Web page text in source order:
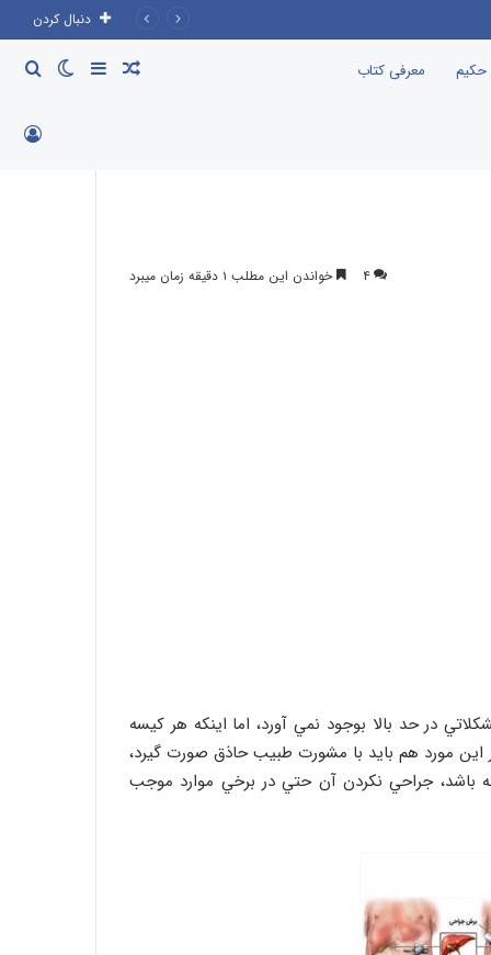
دنبال کردن
حکیم معرفی کتاب تغییر
پوسته
سایدبار نوشته
۴ خواندن این مطلب ۱ دقیقه زمان میبرد
در حد بالا بوجود نمي آورد، اما اينكه هر كيسه
اين مورد هم بايد با مشورت طبيب حاذق صورت گيرد،
باشد، جراحي نكردن آن حتي در برخي موارد موجب
سائیدگی مفاصل( آرتروز )